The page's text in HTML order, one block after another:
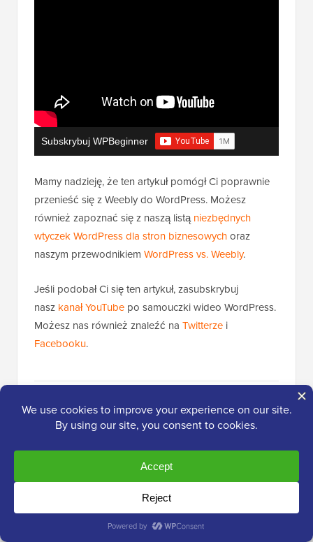
Subskrybuj WPBeginner
Mamy nadzieję, że ten artykuł pomógł Ci poprawnie
przenieść się z Weebly do WordPress. Możesz
również zapoznać się z naszą listąniezbędnych
wtyczek WordPress dla stron biznesowychoraz
naszym przewodnikiem WordPress vs. Weebly.
Jeśli podobał Ci się ten artykuł, zasubskrybuj
nasz kanał YouTube po samouczki wideo WordPress.
Możesz nas również znaleźć na Twitterze i
Facebooku.
Popularne na WPBeginner
Jak zacząć podcast (i odnieść